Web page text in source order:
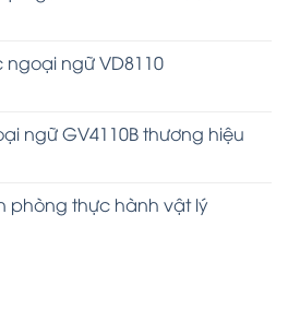
ngoại ngữ VD8110
ngữ GV4110B thương hiệu
phòng thực hành vật lý